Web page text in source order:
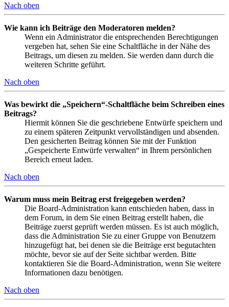
Nach oben
Wie kann ich Beiträge den Moderatoren melden?
Wenn ein Administrator die entsprechenden Berechtigungen
vergeben hat, sehen Sie eine Schaltfläche in der Nähe des
Beitrags, um diesen zu melden. Sie werden dann durch die
weiteren Schritte geführt.
Nach oben
Was bewirkt die „Speichern“-Schaltfläche beim Schreiben eines
Beitrags?
Hiermit können Sie die geschriebene Entwürfe speichern und
zu einem späteren Zeitpunkt vervollständigen und absenden.
Den gesicherten Beitrag können Sie mit der Funktion
„Gespeicherte Entwürfe verwalten“ in Ihrem persönlichen
Bereich erneut laden.
Nach oben
Warum muss mein Beitrag erst freigegeben werden?
Die Board-Administration kann entschieden haben, dass in
dem Forum, in dem Sie einen Beitrag erstellt haben, die
Beiträge zuerst geprüft werden müssen. Es ist auch möglich,
dass die Administration Sie zu einer Gruppe von Benutzern
hinzugefügt hat, bei denen sie die Beiträge erst begutachten
möchte, bevor sie auf der Seite sichtbar werden. Bitte
kontaktieren Sie die Board-Administration, wenn Sie weitere
Informationen dazu benötigen.
Nach oben